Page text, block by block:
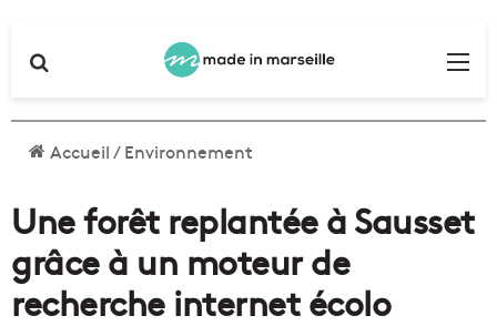
Accueil/Environnement
Une forêt replantée à Sausset
grâce à un moteur de
recherche internet écolo